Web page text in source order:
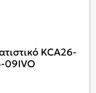
KCA26-
09IVO